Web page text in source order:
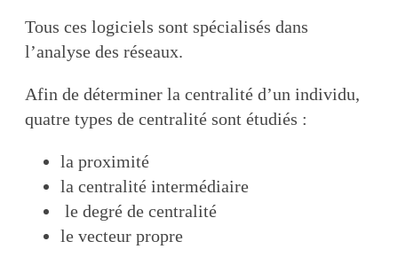
Tous ces logiciels sont spécialisés dans
l’analyse des réseaux.
Afin de déterminer la centralité d’un individu,
quatre types de centralité sont étudiés :
la proximité
la centralité intermédiaire
le degré de centralité
le vecteur propre